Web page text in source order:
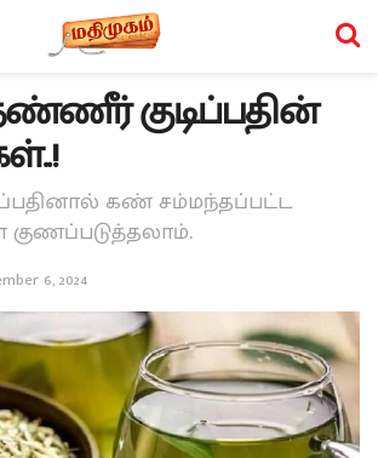
குடிப்பதின்
கண் சம்மந்தப்பட்ட
6, 2024